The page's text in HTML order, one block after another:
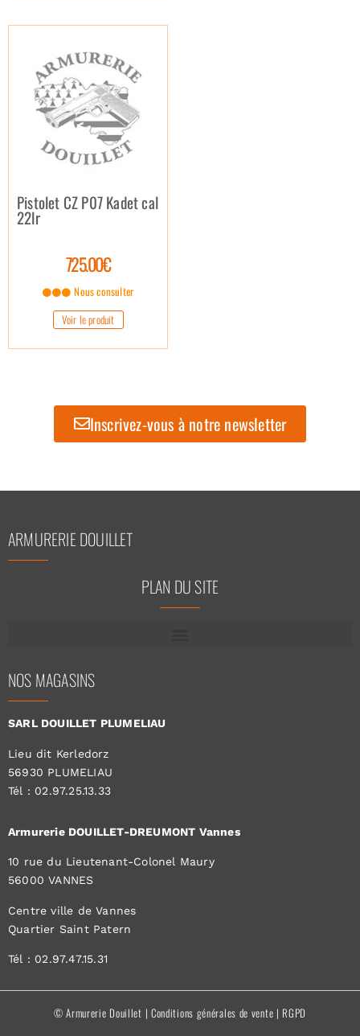
Pistolet CZ P07 Kadet cal
22lr
725.00€
Nous consulter
Voir le produit
Inscrivez-vous à notre newsletter
ARMURERIE DOUILLET
PLAN DU SITE
NOS MAGASINS
SARL DOUILLET PLUMELIAU
Lieu dit Kerledorz
56930 PLUMELIAU
Tél : 02.97.25.13.33
Armurerie DOUILLET-DREUMONT Vannes
10 rue du Lieutenant-Colonel Maury
56000 VANNES
Centre ville de Vannes
Quartier Saint Patern
Tél : 02.97.47.15.31
© Armurerie Douillet | Conditions générales de vente | RGPD